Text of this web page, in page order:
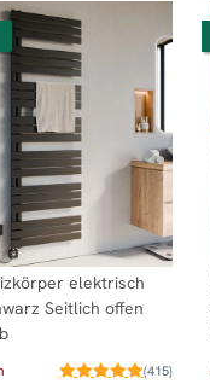
elektrisch
Seitlich offen
(415)